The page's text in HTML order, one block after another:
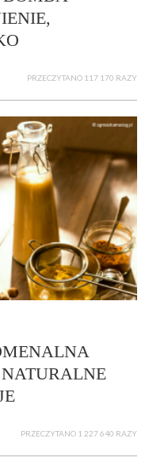
PRZECZYTANO 117 170 RAZY
PRZECZYTANO 1 227 640 RAZY